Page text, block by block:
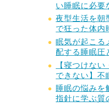
い睡眠に必要
夜型生活を朝
で狂った体内
眠気が起こる
配する睡眠圧
【寝つけな
できない】不
睡眠の悩みを
指針に学ぶ質